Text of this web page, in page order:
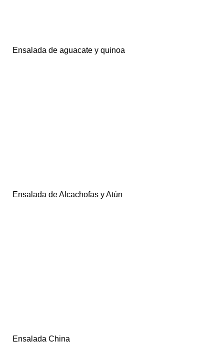
Ensalada de aguacate y quinoa
Ensalada de Alcachofas y Atún
Ensalada China